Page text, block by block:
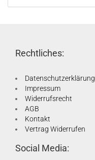
Rechtliches:
Datenschutzerklärung
Impressum
Widerrufsrecht
AGB
Kontakt
Vertrag Widerrufen
Social Media: